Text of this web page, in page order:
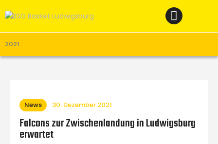
2021
Spielbetrieb
Unterstützen
Links
News 30. Dezember 2021
Falcons zur Zwischenlandung in Ludwigsburg
erwartet